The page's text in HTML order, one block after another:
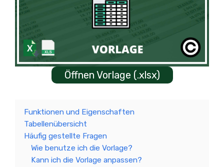
Öffnen Vorlage (.xlsx)
Funktionen und Eigenschaften
Tabellenübersicht
Häufig gestellte Fragen
Wie benutze ich die Vorlage?
Kann ich die Vorlage anpassen?